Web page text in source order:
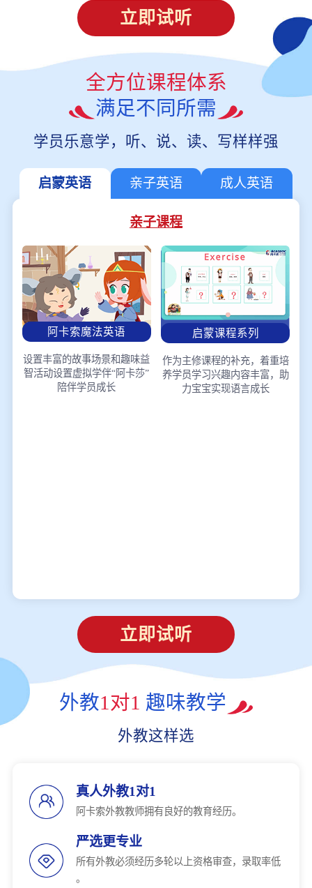
立即试听
全方位课程体系
满足不同所需
学员乐意学，听、说、读、写样样强
启蒙英语 亲子英语 成人英语
亲子课程
阿卡索魔法英语
设置丰富的故事场景和趣味益
智活动设置虚拟学伴“阿卡莎”
陪伴学员成长
启蒙课程系列
作为主修课程的补充，着重培
养学员学习兴趣内容丰富，助
力宝宝实现语言成长
立即试听
外教1对1 趣味教学
外教这样选
真人外教1对1
阿卡索外教教师拥有良好的教育经历。
严选更专业
所有外教必须经历多轮以上资格审查，录取率低
。